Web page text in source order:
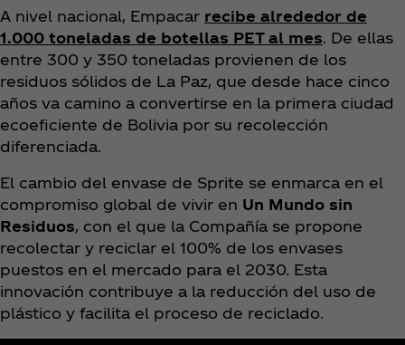
A nivel nacional, Empacar recibe alrededor de
1.000 toneladas de botellas PET al mes. De ellas
entre 300 y 350 toneladas provienen de los
residuos sólidos de La Paz, que desde hace cinco
años va camino a convertirse en la primera ciudad
ecoeficiente de Bolivia por su recolección
diferenciada.
El cambio del envase de Sprite se enmarca en el
compromiso global de vivir en Un Mundo sin
Residuos, con el que la Compañía se propone
recolectar y reciclar el 100% de los envases
puestos en el mercado para el 2030. Esta
innovación contribuye a la reducción del uso de
plástico y facilita el proceso de reciclado.